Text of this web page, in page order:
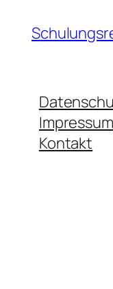
Impressum
Kontakt